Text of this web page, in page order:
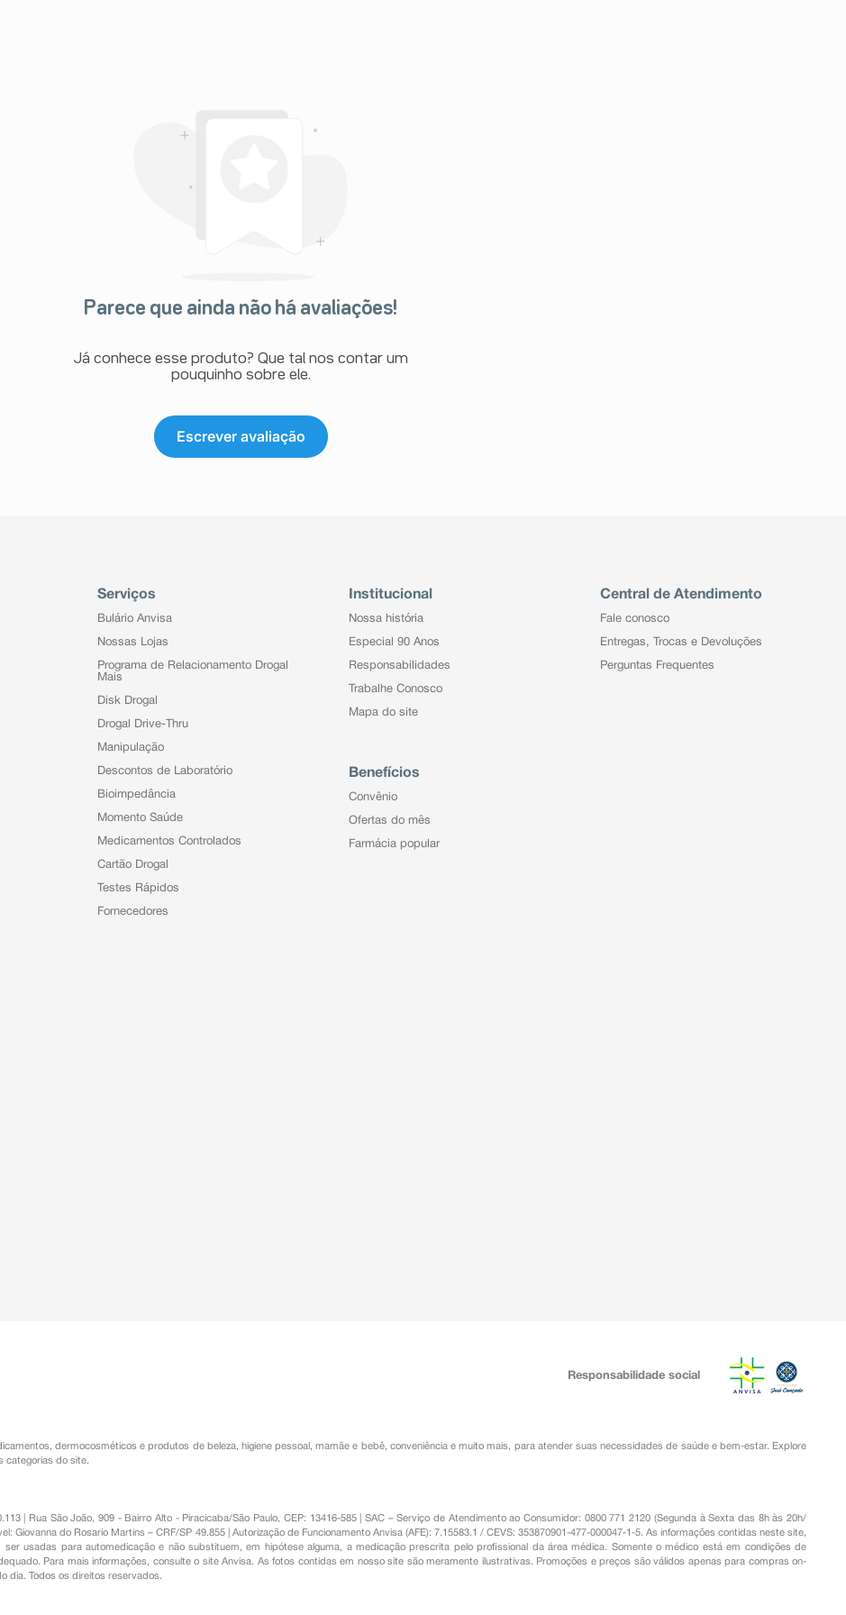
Parece que ainda não há avaliações!
Já conhece esse produto? Que tal nos contar um
pouquinho sobre ele.
Escrever avaliação
Serviços
Bulário Anvisa
Nossas Lojas
Programa de Relacionamento Drogal
Mais
Disk Drogal
Drogal Drive-Thru
Manipulação
Descontos de Laboratório
Bioimpedância
Momento Saúde
Medicamentos Controlados
Cartão Drogal
Testes Rápidos
Fornecedores
Institucional
Nossa história
Especial 90 Anos
Responsabilidades
Trabalhe Conosco
Mapa do site
Benefícios
Convênio
Ofertas do mês
Farmácia popular
Central de Atendimento
Fale conosco
Entregas, Trocas e Devoluções
Perguntas Frequentes
Responsabilidade social
,dermocosméticos e produtos de beleza, higiene pessoal ,mamãe e bebê, conveniênciae muito mais, para atender suas necessidades de saúde e bem-estar. Explore
categorias do site.
| Rua São João, 909 - Bairro Alto - Piracicaba/São Paulo, CEP: 13416-585 | SAC – Serviço de Atendimento ao Consumidor: 0800 771 2120 (Segunda à Sexta das 8h às 20h/
Giovanna do Rosario Martins – CRF/SP 49.855 | Autorização de Funcionamento Anvisa (AFE): 7.15583.1 / CEVS: 353870901-477-000047-1-5. As informações contidas neste site,
usadas para automedicação e não substituem, em hipótese alguma, a medicação prescrita pelo profissional da área médica. Somente o médico está em condições de
Para mais informações, consulte o site Anvisa. As fotos contidas em nosso site são meramente ilustrativas. Promoções e preços são válidos apenas para compras on-
dia. Todos os direitos reservados.